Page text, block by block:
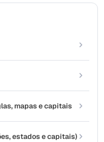
mapas e capitais
estados e capitais)